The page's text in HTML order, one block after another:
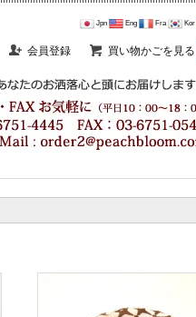
Jpn Eng Fra Kor
会員登録 買い物かごを見る